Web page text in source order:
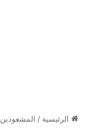
الرئيسية / المشعوذين